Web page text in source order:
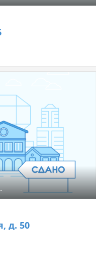
д. 50